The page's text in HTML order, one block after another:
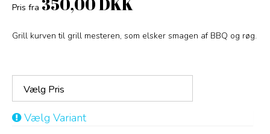
Pris fra
Grill kurven til grill mesteren, som elsker smagen af BBQ og røg.
Vælg Pris
Vælg Variant